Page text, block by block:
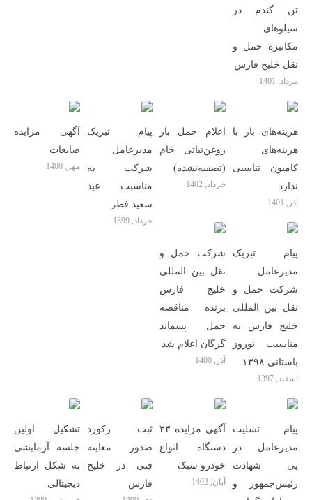
تن گندم در
سیلوهای
مکانیزه حمل و
نقل خلیج فارس
مرداد, 1401
آگهی مزایده
ضایعات
مهر, 1400
پیام تبریک
مدیرعامل
شرکت به
مناسبت عید
سعید فطر
خرداد, 1399
اعلام حمل بار
روغن‌نباتی خام
(تصفیه‌نشده)
خرداد, 1402
هزینه‌های بار با
هزینه‌های
کامیون تناسبی
ندارد
آذر, 1401
شرکت حمل و
نقل بین المللی
خلیج فارس
برنده مناقصه
حمل پسماند
گرگان اعلام شد
آذر, 1400
پیام تبریک
مدیرعامل
شرکت حمل و
نقل بین المللی
خلیج فارس به
مناسبت نوروز
باستانی ۱۳۹۸
اسفند, 1397
تشکیل اولین
جلسه آزمایشی
به شکل ارتباط
دیجیتالی
ثبت رکورد
صدور معاینه
فنی در خلیج
فارس
آگهی مزایده ۲۳
دستگاه انواع
خودرو سبک
آبان, 1402
پیام تسلیت
مدیرعامل در
پی شهادت‌
رئیس‌جمهور و